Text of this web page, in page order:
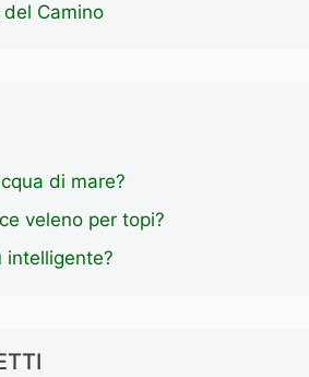
del Camino
di mare?
veleno per topi?
intelligente?